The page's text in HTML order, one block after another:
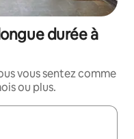
durée à
vous sentez comme
ou plus.
les flèches vers le